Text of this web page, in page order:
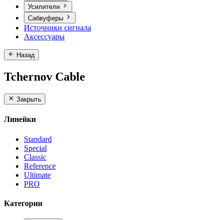
Усилители
Сабвуферы
Источники сигнала
Аксессуары
Назад
Tchernov Cable
Закрыть
Линейки
Standard
Special
Classic
Reference
Ultimate
PRO
Категории